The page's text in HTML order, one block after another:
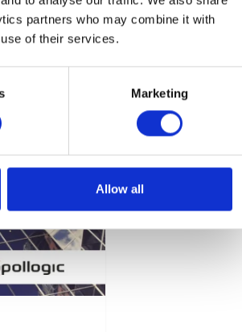
partners who may combine it with
of their services.
Marketing
Allow all
Webinar